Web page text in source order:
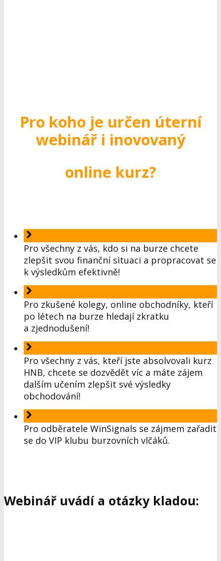
Pro koho je určen úterní
webinář i inovovaný
online kurz?
Pro všechny z vás, kdo si na burze chcete
zlepšit svou finanční situaci a propracovat se
k výsledkům efektivně!
Pro zkušené kolegy, online obchodníky, kteří
po létech na burze hledají zkratku
a zjednodušení!
Pro všechny z vás, kteří jste absolvovali kurz
HNB, chcete se dozvědět víc a máte zájem
dalším učením zlepšit své výsledky
obchodování!
Pro odběratele WinSignals se zájmem zařadit
se do VIP klubu burzovních vlčáků.
Webinář uvádí a otázky kladou: